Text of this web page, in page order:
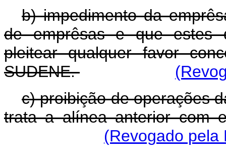
b) impedimento da
de emprêsas e que estes
pleitear qualquer favor
SUDENE.
c) proibição de operações
trata a alínea anterior com
(Revogado pela